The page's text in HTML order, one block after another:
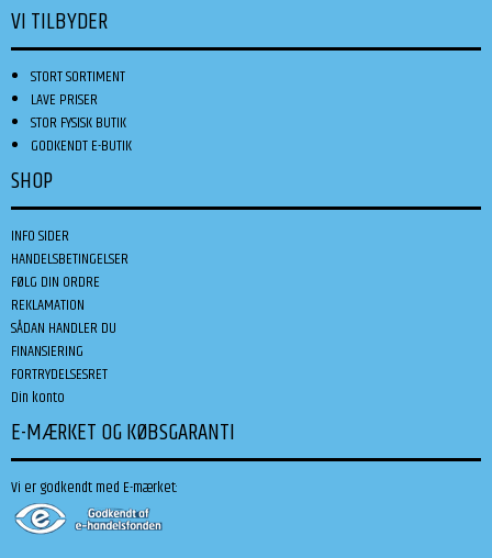
VI TILBYDER
STORT SORTIMENT
LAVE PRISER
STOR FYSISK BUTIK
GODKENDT E-BUTIK
SHOP
INFO SIDER
HANDELSBETINGELSER
FØLG DIN ORDRE
REKLAMATION
SÅDAN HANDLER DU
FINANSIERING
FORTRYDELSESRET
Din konto
E-MÆRKET OG KØBSGARANTI
Vi er godkendt med E-mærket: